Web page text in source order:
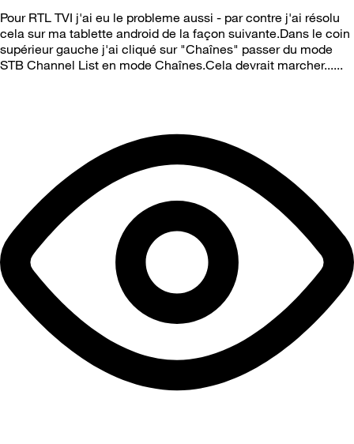
Pour RTL TVI j'ai eu le probleme aussi - par contre j'ai résolu
cela sur ma tablette android de la façon suivante.Dans le coin
supérieur gauche j'ai cliqué sur "Chaînes" passer du mode
STB Channel List en mode Chaînes.Cela devrait marcher......